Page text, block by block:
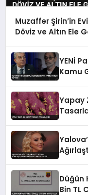
Muzaffer Şirin’in
Döviz ve Altın Ele
YENİ
Kamu
Yapay
Düğün
Bin TL